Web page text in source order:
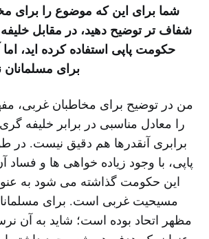
شما برای این که موضوع را برای
شفاف تر توضیح دهید، در مقابل
حکومت پاپی استفاده کرده اید، اما
برای
من در توضیح برای مخاطبان غربی،
را معادل مناسبی در برابر خلیفه
برابری آنقدرها هم دقیق نیست. در
پاپی، با وجود زیاده خواهی ها و فساد
این حکومت گذاشته می شود به
مسیحیت غربی است. برای
مظهر اتحاد بوده است؛ شاید به آن